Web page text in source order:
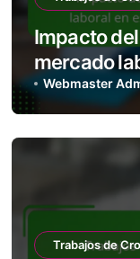
Impacto
mercado
tendencias
Webmaster
Trabajos de